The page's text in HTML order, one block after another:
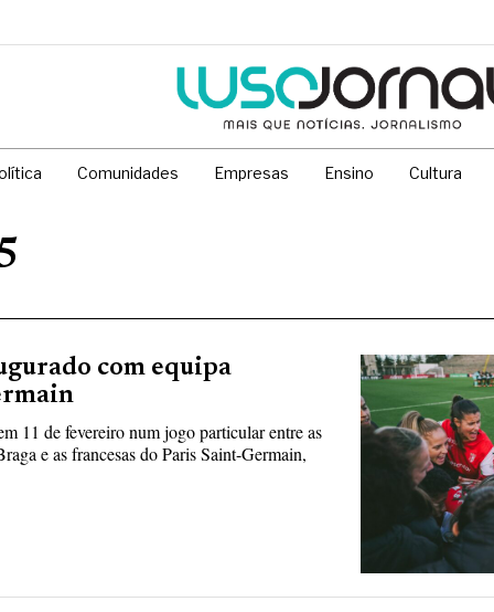
Comunidades Empresas Ensino Cultura
com equipa
11 de fevereiro num jogo particular entre as
e as francesas do Paris Saint-Germain,